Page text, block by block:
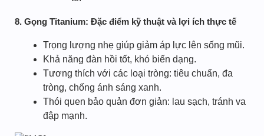
8. Gọng Titanium: Đặc điểm kỹ thuật và lợi ích thực tế
Trọng lượng nhẹ giúp giảm áp lực lên sống mũi.
Khả năng đàn hồi tốt, khó biến dạng.
Tương thích với các loại tròng: tiêu chuẩn, đa
tròng, chống ánh sáng xanh.
Thói quen bảo quản đơn giản: lau sạch, tránh va
đập mạnh.